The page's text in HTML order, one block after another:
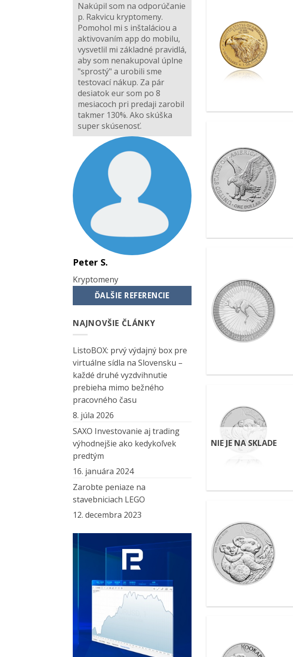
Nakúpil som na odporúčanie
p. Rakvicu kryptomeny.
Pomohol mi s inštaláciou a
aktivovaním app do mobilu,
vysvetlil mi základné pravidlá,
aby som nenakupoval úplne
"sprostý" a urobili sme
testovací nákup. Za pár
desiatok eur som po 8
mesiacoch pri predaji zarobil
takmer 130%. Ako skúška
super skúsenosť.
Peter S.
Kryptomeny
ĎALŠIE REFERENCIE
NAJNOVŠIE ČLÁNKY
ListoBOX: prvý výdajný box pre
virtuálne sídla na Slovensku –
každé druhé vyzdvihnutie
prebieha mimo bežného
pracovného času
8. júla 2026
SAXO Investovanie aj trading
výhodnejšie ako kedykoľvek
predtým
16. januára 2024
Zarobte peniaze na
stavebniciach LEGO
12. decembra 2023
Pridať k
obľúbeným
Pridať k
obľúbeným
obľúbeným
Pridať k
obľúbeným
NIE JE NA SKLADE
Pridať k
obľúbeným
Pridať k
obľúbeným